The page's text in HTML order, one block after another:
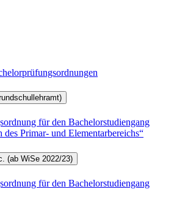
für den Bachelorstudiengang
des Primar- und Elementarbereichs“
(ab WiSe 2022/23)
für den Bachelorstudiengang